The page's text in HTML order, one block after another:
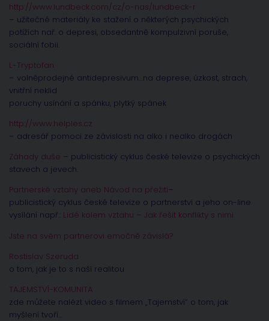
http://www.lundbeck.com/cz/o-nas/lundbeck-r
– užitečné materiály ke stažení o některých psychických
potížích nař. o depresi, obsedantně kompulzivní poruše,
sociální fobii.
L-Tryptofan
– volněprodejné antidepresivum…na deprese, úzkost, strach,
vnitřní neklid
poruchy usínání a spánku, plytký spánek
http://www.helples.cz
– adresář pomoci ze závislosti na alko i nealko drogách
Záhady duše – publicistický cyklus české televize o psychických
stavech a jevech.
Partnerské vztahy aneb Návod na přežití–
publicistický cyklus české televize o partnerství a jeho on-line
vysílání např.: Lidé kolem vztahu – Jak řešit konflikty s nimi
Jste na svém partnerovi emočně závislá?
Rostislav Szeruda
o tom, jak je to s naší realitou
TAJEMSTVÍ-KOMUNITA
zde můžete nalézt video s filmem „Tajemství“ o tom, jak
myšlení tvoří…